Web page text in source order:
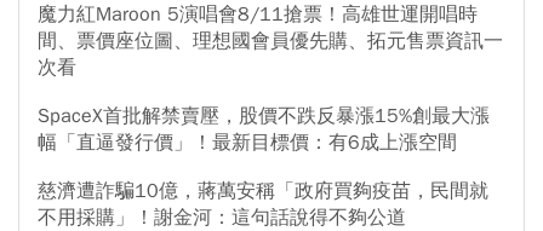
魔力紅Maroon 5演唱會8/11搶票！高雄世運開唱時
間、票價座位圖、理想國會員優先購、拓元售票資訊一
次看
SpaceX首批解禁賣壓，股價不跌反暴漲15%創最大漲
幅「直逼發行價」！最新目標價：有6成上漲空間
慈濟遭詐騙10億，蔣萬安稱「政府買夠疫苗，民間就
不用採購」！謝金河：這句話說得不夠公道